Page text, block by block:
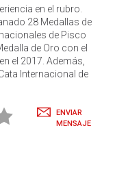
en el rubro.
28 Medallas de
de Pisco
de Oro con el
el 2017. Además,
Internacional de
ENVIAR
MENSAJE